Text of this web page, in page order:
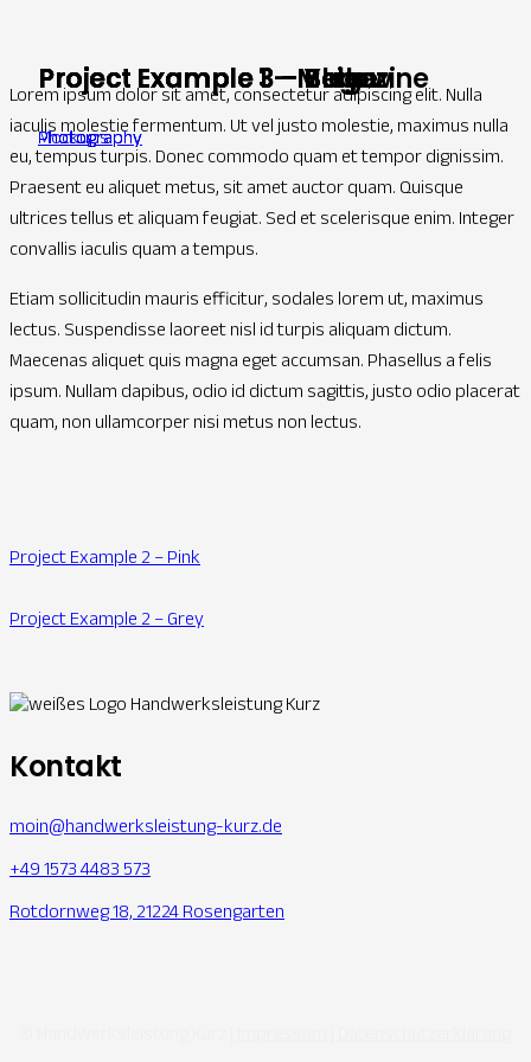
Lorem ipsum dolor sit amet, consectetur adipiscing elit. Nulla
iaculis molestie fermentum. Ut vel justo molestie, maximus nulla
eu, tempus turpis. Donec commodo quam et tempor dignissim.
Praesent eu aliquet metus, sit amet auctor quam. Quisque
ultrices tellus et aliquam feugiat. Sed et scelerisque enim. Integer
convallis iaculis quam a tempus.
Etiam sollicitudin mauris efficitur, sodales lorem ut, maximus
lectus. Suspendisse laoreet nisl id turpis aliquam dictum.
Maecenas aliquet quis magna eget accumsan. Phasellus a felis
ipsum. Nullam dapibus, odio id dictum sagittis, justo odio placerat
quam, non ullamcorper nisi metus non lectus.
Project Example 2 – Pink
Project Example 2 – Grey
Project Example 3 – Beige
Photography
Project Example 1 – Magazine
Mockups
Project Example 3 – Blue
Photography
Project Example 3 – Yellow
Photography
Kontakt
moin@handwerksleistung-kurz.de
+49 1573 4483 573
Rotdornweg 18, 21224 Rosengarten